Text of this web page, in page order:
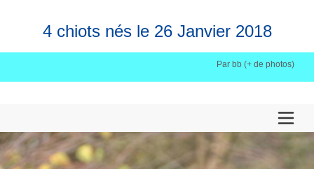
4 chiots nés le 26 Janvier 2018
Par bb (+ de photos)